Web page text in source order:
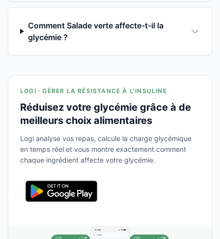
Comment Salade verte affecte-t-il la
glycémie ?
LOGI · GÉRER LA RÉSISTANCE À L'INSULINE
Réduisez votre glycémie grâce à de
meilleurs choix alimentaires
Logi analyse vos repas, calcule la charge glycémique
en temps réel et vous montre exactement comment
chaque ingrédient affecte votre glycémie.